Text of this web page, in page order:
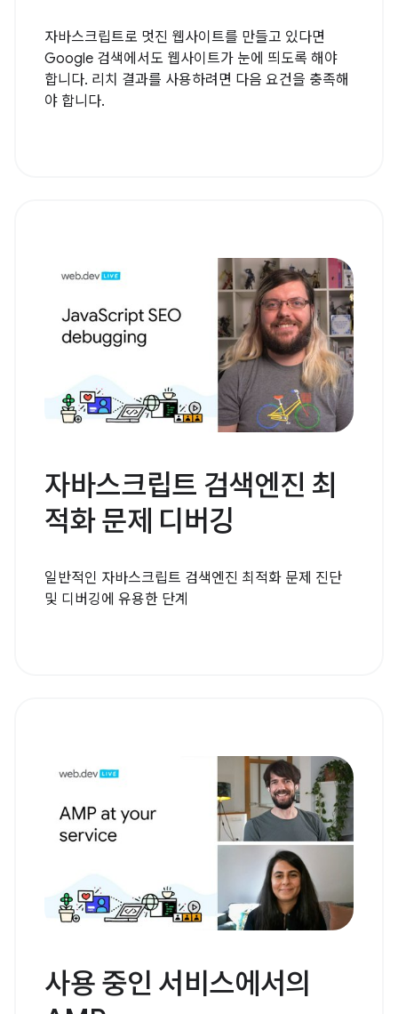
자바스크립트로 멋진 웹사이트를 만들고 있다면
Google 검색에서도 웹사이트가 눈에 띄도록 해야
합니다. 리치 결과를 사용하려면 다음 요건을 충족해
야 합니다.
자바스크립트 검색엔진 최
적화 문제 디버깅
일반적인 자바스크립트 검색엔진 최적화 문제 진단
및 디버깅에 유용한 단계
사용 중인 서비스에서의